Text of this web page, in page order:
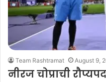
Team Rashtramat August 9,
नीरज चोप्राची